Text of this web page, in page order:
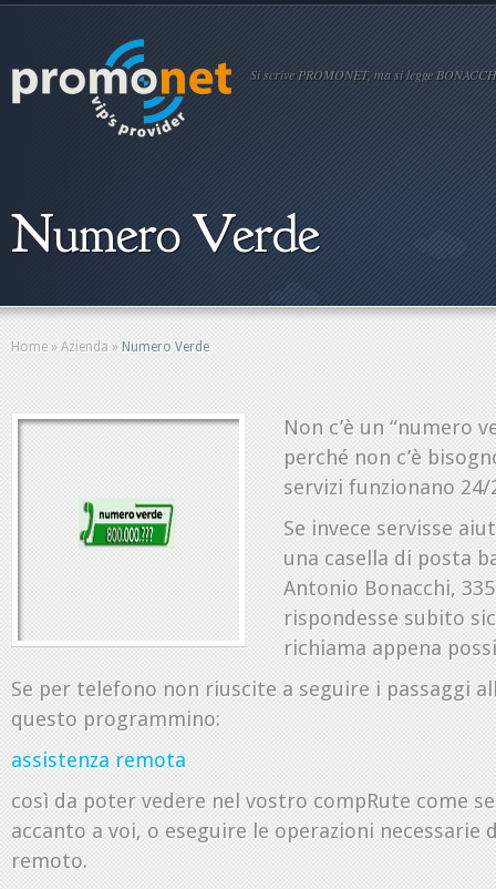
Si scrive PROMONET, ma si legge
Numero Verde
Home » Azienda » Numero Verde
Non c’è un “numero
perché non c’è
servizi funzionano
Se invece servisse
una casella di posta
Antonio Bonacchi,
rispondesse subito
richiama appena
Se per telefono non riuscite a seguire i passaggi
questo programmino:
assistenza remota
così da poter vedere nel vostro compRute come
accanto a voi, o eseguire le operazioni necessarie
remoto.